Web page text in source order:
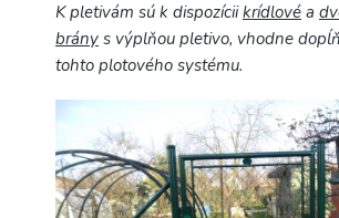
K pletivám sú k dispozíciikrídlové a
brány s výplňou pletivo, vhodne
tohto plotového systému.